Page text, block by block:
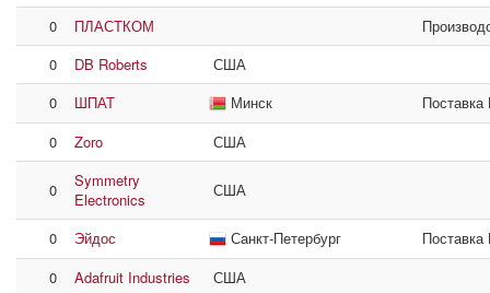
0 ПЛАСТКОМ
0
DB Roberts
США
0
ШПАТ Минск
0
Zoro США
0
Symmetry
Electronics
США
0 Эйдос Санкт-Петербург
0
Adafruit Industries
США